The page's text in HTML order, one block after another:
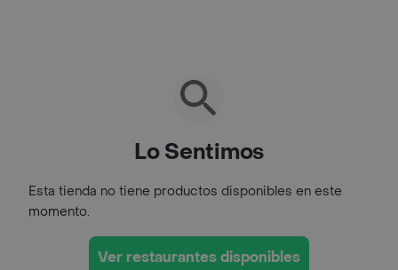
Lo Sentimos
Esta tienda no tiene productos disponibles en este
momento.
Ver restaurantes disponibles